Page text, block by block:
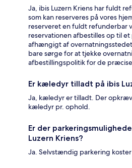
Ja, ibis Luzern Kriens har fuldt
som kan reserveres på vores
reserveret en fuldt refunderbar
reservationen afbestilles op til
afhængigt af
bare sørge for at tjekke
afbestillingspolitik for de
Er kæledyr tilladt på ibis
Ja, kæledyr er tilladt. Der
kæledyr pr. ophold.
Er der
Luzern Kriens?
Ja. Selvstændig parkering koster